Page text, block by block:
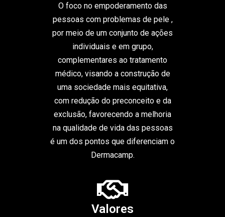
O foco no empoderamento das
pessoas com problemas de pele ,
por meio de um conjunto de ações
individuais e em grupo,
complementares ao tratamento
médico, visando a construção de
uma sociedade mais equitativa,
com redução do preconceito e da
exclusão, favorecendo a melhoria
na qualidade de vida das pessoas
é um dos pontos que diferenciam o
Dermacamp.
Valores